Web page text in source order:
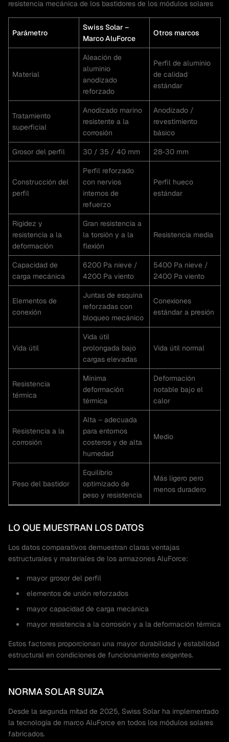
resistencia mecánica de los bastidores de los módulos solares
Parámetro
Swiss Solar –
Marco AluForce
Otros marcos
Material
Aleación de
aluminio
anodizado
reforzado
Perfil de aluminio
de calidad
estándar
Tratamiento
superficial
Anodizado marino
resistente a la
corrosión
Anodizado /
revestimiento
básico
Grosor del perfil 30 / 35 / 40 mm 28-30 mm
Construcción del
perfil
Perfil reforzado
con nervios
internos de
refuerzo
Perfil hueco
estándar
Rigidez y
resistencia a la
deformación
Gran resistencia a
la torsión y a la
flexión
Resistencia media
Capacidad de
carga mecánica
6200 Pa nieve /
4200 Pa viento
5400 Pa nieve /
2400 Pa viento
Elementos de
conexión
Juntas de esquina
reforzadas con
bloqueo mecánico
Conexiones
estándar a presión
Vida útil
Vida útil
prolongada bajo
cargas elevadas
Vida útil normal
Resistencia
térmica
Mínima
deformación
térmica
Deformación
notable bajo el
calor
Resistencia a la
corrosión
Alta – adecuada
para entornos
costeros y de alta
humedad
Medio
Peso del bastidor
Equilibrio
optimizado de
peso y resistencia
Más ligero pero
menos duradero
LO QUE MUESTRAN LOS DATOS
Los datos comparativos demuestran claras ventajas
estructurales y materiales de los armazones AluForce:
mayor grosor del perfil
elementos de unión reforzados
mayor capacidad de carga mecánica
mayor resistencia a la corrosión y a la deformación térmica
Estos factores proporcionan una mayor durabilidad y estabilidad
estructural en condiciones de funcionamiento exigentes.
NORMA SOLAR SUIZA
Desde la segunda mitad de 2025, Swiss Solar ha implementado
la tecnología de marco AluForce en todos los módulos solares
fabricados.